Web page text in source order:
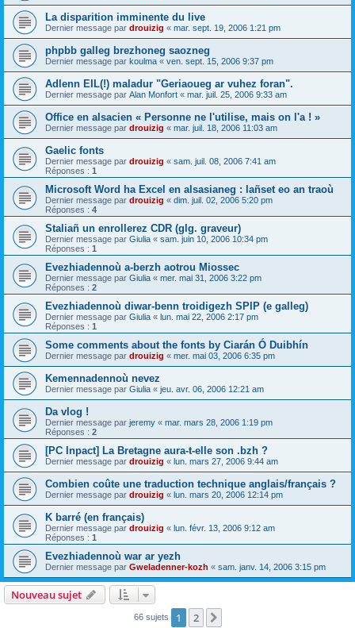
La disparition imminente du live
Dernier message par drouizig « mar. sept. 19, 2006 1:21 pm
phpbb galleg brezhoneg saozneg
Dernier message par koulma « ven. sept. 15, 2006 9:37 pm
Adlenn EIL(!) maladur "Geriaoueg ar vuhez foran".
Dernier message par Alan Monfort « mar. juil. 25, 2006 9:33 am
Office en alsacien « Personne ne l'utilise, mais on l'a ! »
Dernier message par drouizig « mar. juil. 18, 2006 11:03 am
Gaelic fonts
Dernier message par drouizig « sam. juil. 08, 2006 7:41 am
Réponses : 1
Microsoft Word ha Excel en alsasianeg : lañset eo an traoù
Dernier message par drouizig « dim. juil. 02, 2006 5:20 pm
Réponses : 4
Staliañ un enrollerez CDR (glg. graveur)
Dernier message par Giulia « sam. juin 10, 2006 10:34 pm
Réponses : 1
Evezhiadennoù a-berzh aotrou Miossec
Dernier message par Giulia « mer. mai 31, 2006 3:22 pm
Réponses : 2
Evezhiadennoù diwar-benn troidigezh SPIP (e galleg)
Dernier message par Giulia « lun. mai 22, 2006 2:17 pm
Réponses : 1
Some comments about the fonts by Ciarán Ó Duibhín
Dernier message par drouizig « mer. mai 03, 2006 6:35 pm
Kemennadennoù nevez
Dernier message par Giulia « jeu. avr. 06, 2006 12:21 am
Da vlog !
Dernier message par jeremy « mar. mars 28, 2006 1:19 pm
Réponses : 2
[PC Inpact] La Bretagne aura-t-elle son .bzh ?
Dernier message par drouizig « lun. mars 27, 2006 9:44 am
Combien coûte une traduction technique anglais/français ?
Dernier message par drouizig « lun. mars 20, 2006 12:14 pm
K barré (en français)
Dernier message par drouizig « lun. févr. 13, 2006 9:12 am
Réponses : 1
Evezhiadennoù war ar yezh
Dernier message par Gweladenner-kozh « sam. janv. 14, 2006 3:15 pm
Nouveau sujet
66 sujets 1 2